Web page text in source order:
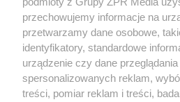
Żadna mucha nie
domu
przechowujemy informacje na
przetwarzamy dane osobowe,
identyfikatory, standardowe
urządzenie czy dane
spersonalizowanych reklam,
treści, pomiar reklam i treści,